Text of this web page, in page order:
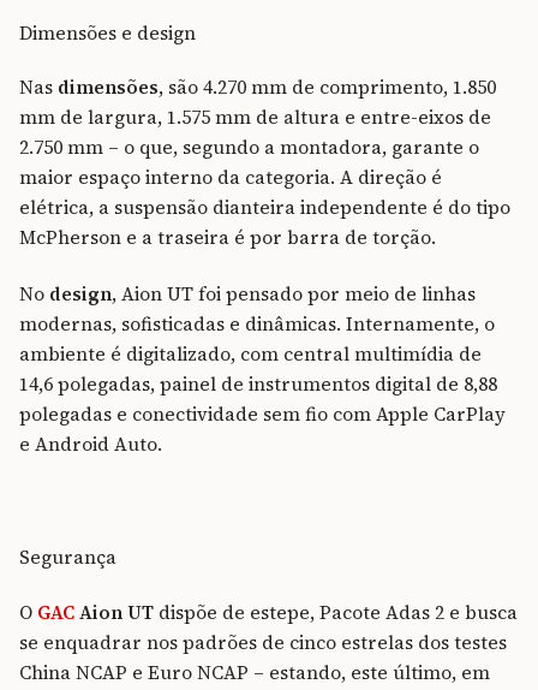
Dimensões e design
Nas dimensões, são 4.270 mm de comprimento, 1.850
mm de largura, 1.575 mm de altura e entre-eixos de
2.750 mm – o que, segundo a montadora, garante o
maior espaço interno da categoria. A direção é
elétrica, a suspensão dianteira independente é do tipo
McPherson e a traseira é por barra de torção.
No design, Aion UT foi pensado por meio de linhas
modernas, sofisticadas e dinâmicas. Internamente, o
ambiente é digitalizado, com central multimídia de
14,6 polegadas, painel de instrumentos digital de 8,88
polegadas e conectividade sem fio com Apple CarPlay
e Android Auto.
Segurança
O GACAion UT dispõe de estepe, Pacote Adas 2 e busca
se enquadrar nos padrões de cinco estrelas dos testes
China NCAP e Euro NCAP – estando, este último, em